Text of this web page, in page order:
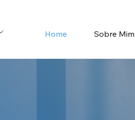
Home Sobre Mim